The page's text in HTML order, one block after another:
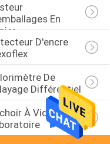
En
D'encre
De
Différentiel
À Vide De